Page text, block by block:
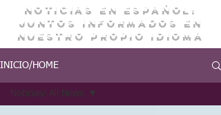
NOTICIAS EN ESPAÑOL:
JUNTOS INFORMADOS EN
NUESTRO PROPIO IDIOMA
INICIO/HOME
Noticias/ All News